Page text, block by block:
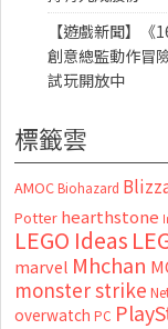
【遊戲新聞】
創意總監動作冒
試玩開放中
標籤雲
AMOC Biohazard
Potter hearthstone
LEGO Ideas
marvel Mhchan
monster strike
overwatch PC